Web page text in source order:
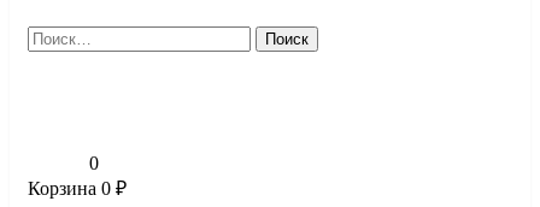
Найти:
0
Корзина 0 ₽